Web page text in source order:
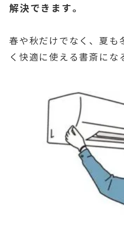
解決できます。
春や秋だけでなく、夏も
く快適に使える書斎にな